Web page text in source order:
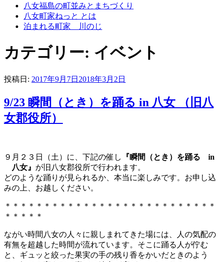
八女福島の町並みとまちづくり
八女町家ねっと とは
泊まれる町家 川のじ
カテゴリー: イベント
投稿日: 2017年9月7日 2018年3月2日
9/23 瞬間（とき）を踊る in 八女 （旧八
女郡役所）
９月２３日（土）に、下記の催し
『瞬間（とき）を踊る in
八女』 が旧八女郡役所で行われます。
どのような踊りが見られるか、本当に楽しみです。お申し込
みの上、お越しください。
＊＊＊＊＊＊＊＊＊＊＊＊＊＊＊＊＊＊＊＊＊＊＊＊＊＊＊
＊＊＊＊＊
ながい時間八女の人々に親しまれてきた場には、人の気配の
有無を超越した時間が流れています。そこに踊る人が佇む
と、ギュッと絞った果実の手の残り香をかいだときのよう